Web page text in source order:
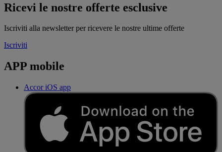
Ricevi le nostre offerte esclusive
Iscriviti alla newsletter per ricevere le nostre ultime offerte
Iscriviti
APP mobile
Accor iOS app